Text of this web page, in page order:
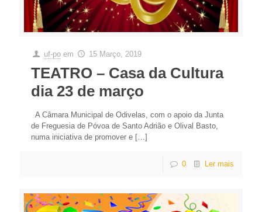
uf-po em 15 Março, 2019
TEATRO – Casa da Cultura
dia 23 de março
A Câmara Municipal de Odivelas, com o apoio da Junta
de Freguesia de Póvoa de Santo Adrião e Olival Basto,
numa iniciativa de promover e […]
0 Ler mais